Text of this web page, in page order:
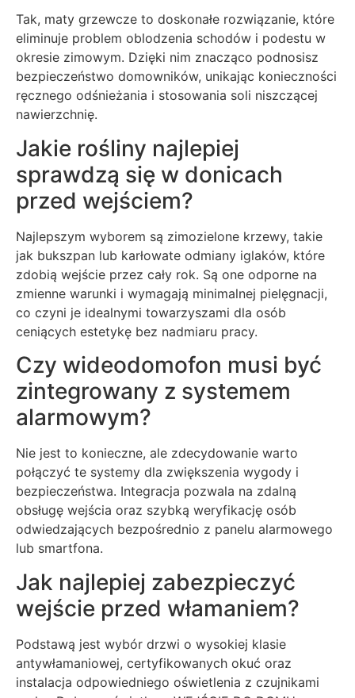
Tak, maty grzewcze to doskonałe rozwiązanie, które
eliminuje problem oblodzenia schodów i podestu w
okresie zimowym. Dzięki nim znacząco podnosisz
bezpieczeństwo domowników, unikając konieczności
ręcznego odśnieżania i stosowania soli niszczącej
nawierzchnię.
Jakie rośliny najlepiej
sprawdzą się w donicach
przed wejściem?
Najlepszym wyborem są zimozielone krzewy, takie
jak bukszpan lub karłowate odmiany iglaków, które
zdobią wejście przez cały rok. Są one odporne na
zmienne warunki i wymagają minimalnej pielęgnacji,
co czyni je idealnymi towarzyszami dla osób
ceniących estetykę bez nadmiaru pracy.
Czy wideodomofon musi być
zintegrowany z systemem
alarmowym?
Nie jest to konieczne, ale zdecydowanie warto
połączyć te systemy dla zwiększenia wygody i
bezpieczeństwa. Integracja pozwala na zdalną
obsługę wejścia oraz szybką weryfikację osób
odwiedzających bezpośrednio z panelu alarmowego
lub smartfona.
Jak najlepiej zabezpieczyć
wejście przed włamaniem?
Podstawą jest wybór drzwi o wysokiej klasie
antywłamaniowej, certyfikowanych okuć oraz
instalacja odpowiedniego oświetlenia z czujnikami